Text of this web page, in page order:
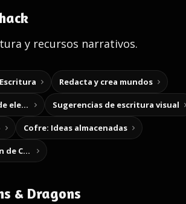
y recursos narrativos.
Redacta y crea mundos
Crea tus propias aventuras de elección Sugerencias de escritura visual
Cofre: Ideas almacenadas
Notas de historia (Extensión de Chrome)
& Dragons